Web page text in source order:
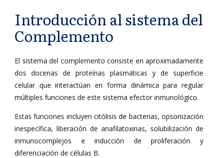
Introducción al sistema del
Complemento
El sistema del complemento consiste en aproximadamente
dos docenas de proteínas plasmáticas y de superficie
celular que interactúan en forma dinámica para regular
múltiples funciones de este sistema efector inmunológico.
Estas funciones incluyen citólisis de bacterias, opsonización
inespecífica, liberación de anafilatoxinas, solubilización de
inmunocomplejos e inducción de proliferación y
diferenciación de células B.